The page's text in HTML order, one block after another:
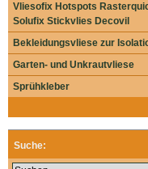
Vliesofix Hotspots
Solufix Stickvlies Decovil
Bekleidungsvliese zur
Garten- und Unkrautvliese
Sprühkleber
Suche: